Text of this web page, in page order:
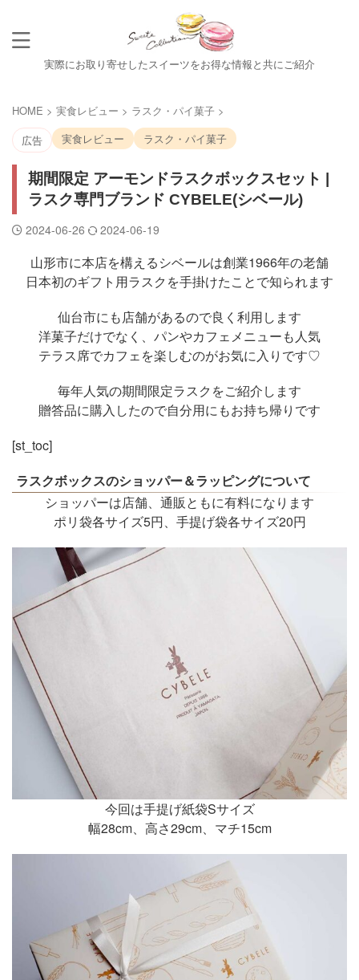
実際にお取り寄せしたスイーツをお得な情報と共にご紹介
HOME > 実食レビュー > ラスク・パイ菓子 >
広告
実食レビュー ラスク・パイ菓子
期間限定 アーモンドラスクボックスセット |
ラスク専門ブランド CYBELE(シベール)
2024-06-26 2024-06-19
山形市に本店を構えるシベールは創業1966年の老舗
日本初のギフト用ラスクを手掛けたことで知られます
仙台市にも店舗があるので良く利用します
洋菓子だけでなく、パンやカフェメニューも人気
テラス席でカフェを楽しむのがお気に入りです♡
毎年人気の期間限定ラスクをご紹介します
贈答品に購入したので自分用にもお持ち帰りです
[st_toc]
ラスクボックスのショッパー＆ラッピングについて
ショッパーは店舗、通販ともに有料になります
ポリ袋各サイズ5円、手提げ袋各サイズ20円
今回は手提げ紙袋Sサイズ
幅28cm、高さ29cm、マチ15cm